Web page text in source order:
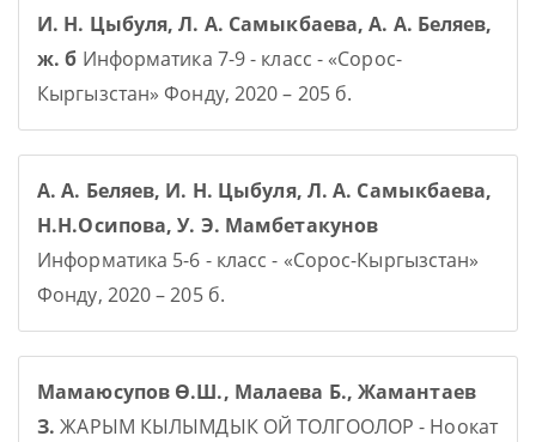
И. Н. Цыбуля, Л. А. Самыкбаева, А. А. Беляев,
ж. б Информатика 7-9 - класс - «Сорос-
Кыргызстан» Фонду, 2020 – 205 б.
А. А. Беляев, И. Н. Цыбуля, Л. А. Самыкбаева,
Н.Н.Осипова, У. Э. Мамбетакунов
Информатика 5-6 - класс - «Сорос-Кыргызстан»
Фонду, 2020 – 205 б.
Мамаюсупов Ө.Ш., Малаева Б., Жамантаев
З. ЖАРЫМ КЫЛЫМДЫК ОЙ ТОЛГООЛОР - Ноокат